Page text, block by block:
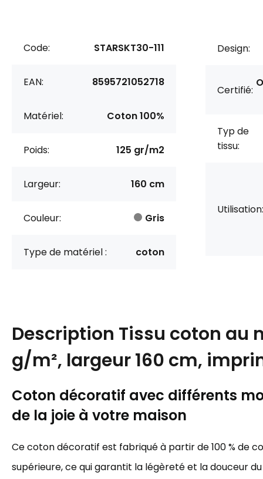
Code: STARSKT30-111
EAN: 8595721052718
Matériel: Coton 100%
Poids: 125 gr/m2
Largeur: 160 cm
Couleur: Gris
Type de matériel : coton
Design:
Certifié:
Typ de
tissu:
Utilisation:
Description Tissu coton au
g/m², largeur 160 cm,
Coton décoratif avec différents
de la joie à votre maison
Ce coton décoratif est fabriqué à partir de 100 % de
supérieure, ce qui garantit la légèreté et la douceur